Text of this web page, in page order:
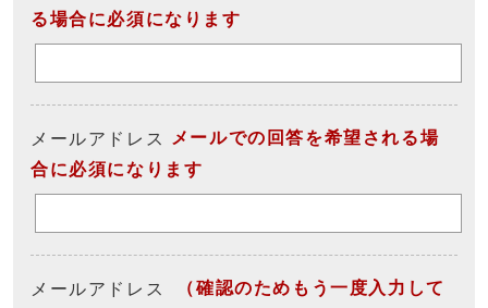
る場合に必須になります
メールアドレス
メールでの回答を希望される場
合に必須になります
メールアドレス
（確認のためもう一度入力して